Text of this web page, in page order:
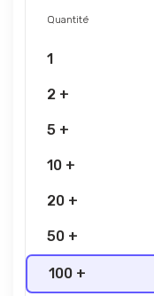
Quantité
1
2 +
5 +
10 +
20 +
50 +
100 +